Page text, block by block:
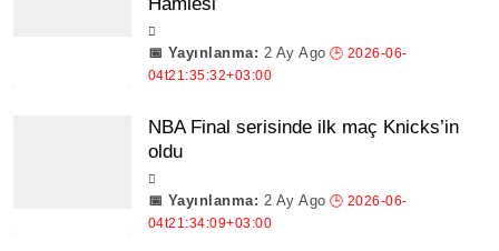
2 Ay Ago
NBA Final serisinde ilk maç Knicks’in
oldu
2 Ay Ago